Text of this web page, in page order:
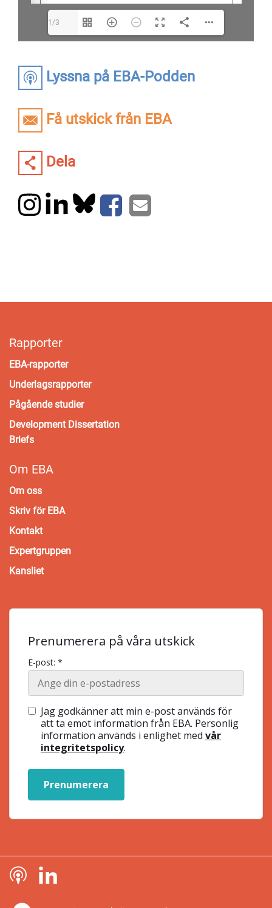
Lyssna på EBA-Podden
Få utskick från EBA
Dela
1/3
Rapporter
EBA-rapporter
Underlagsrapporter
Pågående studier
Development Dissertation
Briefs
Om EBA
Om oss
Skriv för EBA
Kontakt
Expertgruppen
Kansliet
Prenumerera på våra utskick
E-post: *
Jag godkänner att min e-post används för
att ta emot information från EBA. Personlig
information används i enlighet med vår
integritetspolicy.
Prenumerera